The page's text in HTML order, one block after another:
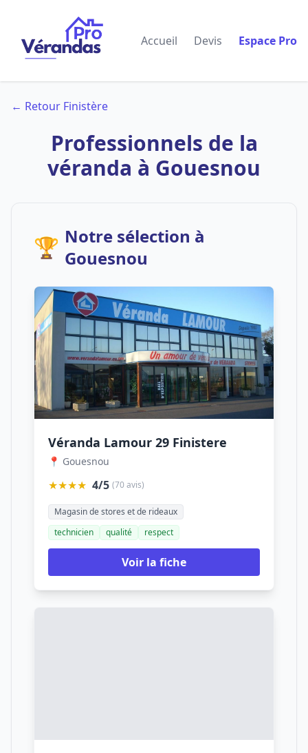
Accueil Devis Espace Pro
← Retour Finistère
Professionnels de la
véranda à Gouesnou
🏆 Notre sélection à
Gouesnou
Véranda Lamour 29 Finistere
📍 Gouesnou
★★★★ 4/5 (70 avis)
Magasin de stores et de rideaux
technicien
qualité respect
Voir la fiche